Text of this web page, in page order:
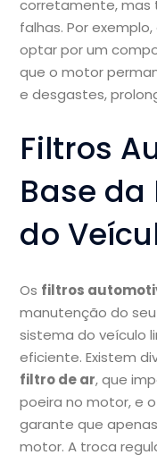
corretamente, mas
falhas. Por
optar por um
que o motor
e desgastes,
Filtros
Base
do
Os filtros
manutenção do
sistema do veículo
eficiente. Existem
filtro de ar, que
poeira no motor, e o
garante que
motor. A troca